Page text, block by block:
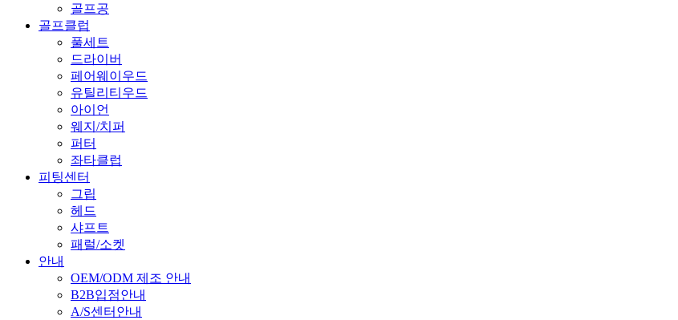
골프공
골프클럽
풀세트
드라이버
페어웨이우드
유틸리티우드
아이언
웨지/치퍼
퍼터
좌타클럽
피팅센터
그립
헤드
샤프트
패럴/소켓
안내
OEM/ODM 제조 안내
B2B입점안내
A/S센터안내